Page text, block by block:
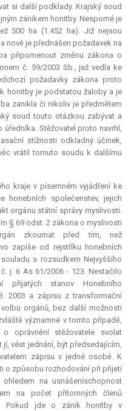
si další podklady. Krajský soud
zánikem honitby. Nesporné je
500 ha (1.452 ha). Již nejsou
nově je přednášen požadavek na
připomenout změnu zákona o
č. 59/2003 Sb., jež vedla ke
požadavky zákona proto
honitby je podstatou žaloby a je
zanikla či nikoliv je předmětem
soud touto otázkou zabývat a
Stěžovatel proto navrhl,
stížnosti odkladný účinek,
vrátil tomuto soudu k dalšímu
kraje v písemném vyjádření ke
honebních společenstev, jejich
orgánu státní správy myslivosti.
§ 69 odst. 2 zákona o myslivosti
zkoumat před tím, než
zapíše od rejstříku honebních
s rozsudkem Nejvyššího
j. 6 As 61/2006 - 123. Nestačilo
přijatých stanov Honebního
2003 a zápisu z transformační
orgánů, bez další možnosti
významné v tomto případě,
oprávnění stěžovatele svolat
vést jednání, být předsedajícím,
zápisu v jedné osobě. K
o způsobu rozhodování při přijetí
na usnášeníschopnost
na počet přítomných členů
Pokud jde o zánik honitby v